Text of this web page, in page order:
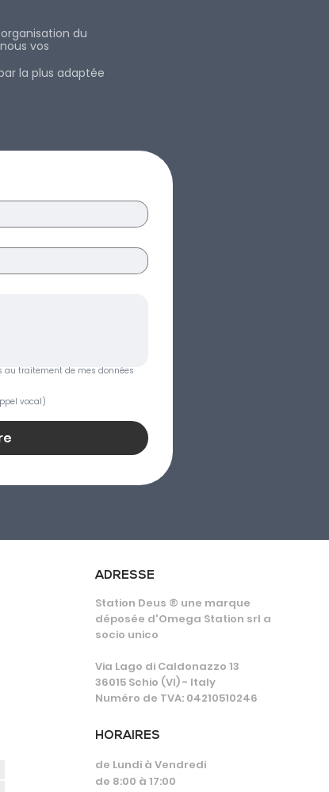
du
vos
la plus adaptée
au traitement de mes données
vocal)
ADRESSE
Station Deus ® une marque
déposée d'Omega Station srl a
socio unico
Via Lago di Caldonazzo 13
36015 Schio (VI) - Italy
Numéro de TVA: 04210510246
HORAIRES
de Lundi à Vendredi
de 8:00 à 17:00